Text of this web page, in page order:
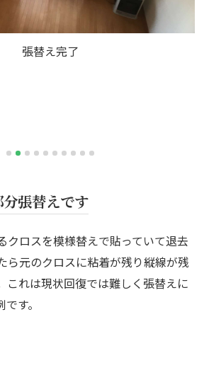
え完了
張替えです
クロスを模様替えで貼っていて退去
ら元のクロスに粘着が残り縦線が残
これは現状回復では難しく張替えに
す。